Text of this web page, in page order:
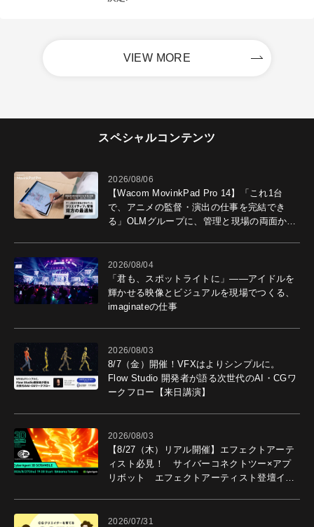
VIEW MORE
スペシャルコンテンツ
2026/08/06
【Wacom MovinkPad Pro 14】「これ1台
で、アニメの監督・演出の仕事を完結でき
る」OLMグループに、管理と現場の両面から
2026/08/04
「君も、スポットライトに」――アイドルを
輝かせる映像とビジュアルを現場でつくる、
imaginateの仕事
2026/08/03
8/7（金）開催！VFXはよりシンプルに。
Flow Studio 開発者が語る次世代のAI・CGワ
ークフロー【来日講演】
2026/08/03
【8/27（木）リアル開催】エフェクトアーテ
ィスト必見！ サイバーコネクトツー×アプ
リボット エフェクトアーティスト登壇イベ
2026/07/31